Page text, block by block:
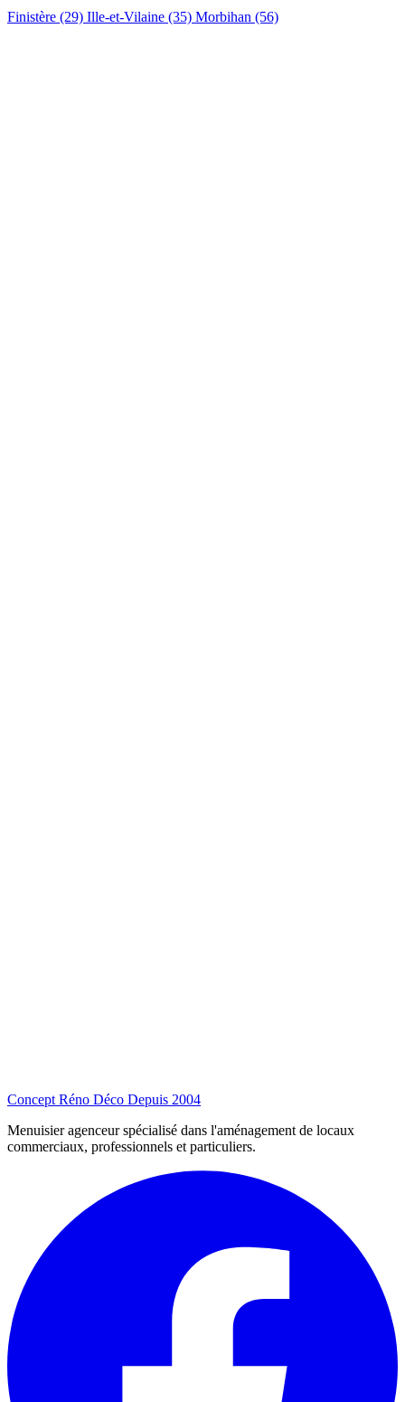
Finistère (29) Ille-et-Vilaine (35) Morbihan (56)
Concept Réno Déco Depuis 2004
Menuisier agenceur spécialisé dans l'aménagement de locaux
commerciaux, professionnels et particuliers.